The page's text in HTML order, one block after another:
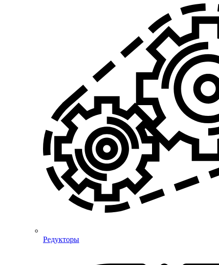
Редукторы